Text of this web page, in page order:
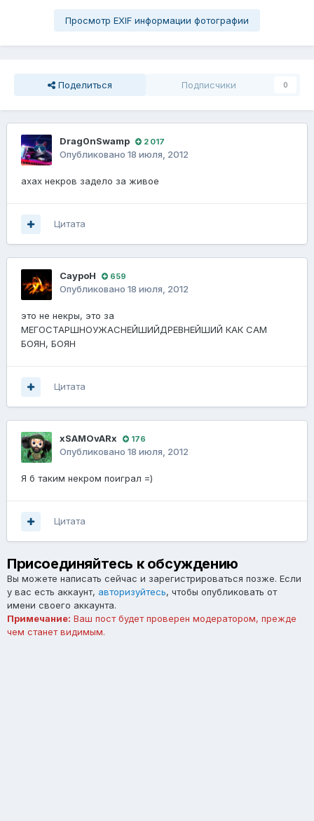
Просмотр EXIF информации фотографии
Поделиться Подписчики 0
Drag0nSwamp 2 017
Опубликовано 18 июля, 2012
ахах некров задело за живое
Цитата
СауроН 659
Опубликовано 18 июля, 2012
это не некры, это за
МЕГОСТАРШНОУЖАСНЕЙШИЙДРЕВНЕЙШИЙ КАК САМ
БОЯН, БОЯН
Цитата
xSAMOvARx 176
Опубликовано 18 июля, 2012
Я б таким некром поиграл =)
Цитата
Присоединяйтесь к обсуждению
Вы можете написать сейчас и зарегистрироваться позже. Если
у вас есть аккаунт, авторизуйтесь, чтобы опубликовать от
имени своего аккаунта.
Примечание: Ваш пост будет проверен модератором, прежде
чем станет видимым.